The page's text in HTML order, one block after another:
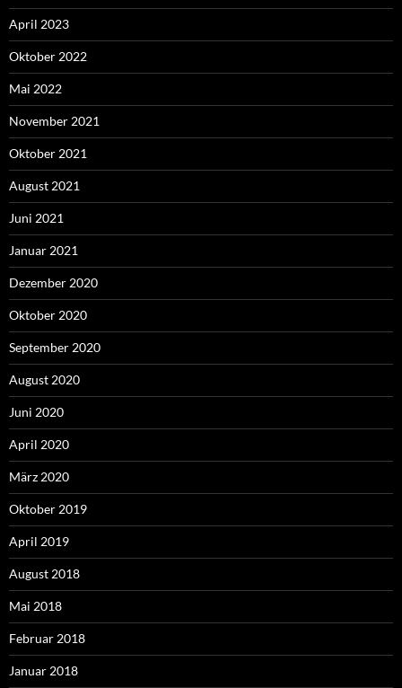
April 2023
Oktober 2022
Mai 2022
November 2021
Oktober 2021
August 2021
Juni 2021
Januar 2021
Dezember 2020
Oktober 2020
September 2020
August 2020
Juni 2020
April 2020
März 2020
Oktober 2019
April 2019
August 2018
Mai 2018
Februar 2018
Januar 2018